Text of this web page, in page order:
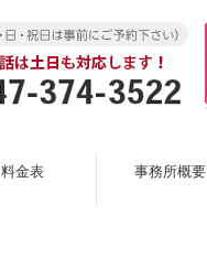
料金表 事務所概要